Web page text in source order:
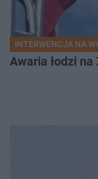
INTERWENCJA NA
Awaria łodzi